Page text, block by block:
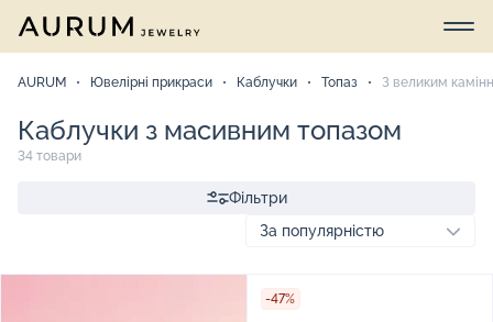
AURUM Ювелірні прикраси Каблучки Топаз З великим
Каблучки з масивним топазом
34 товари
Фільтри
-47%